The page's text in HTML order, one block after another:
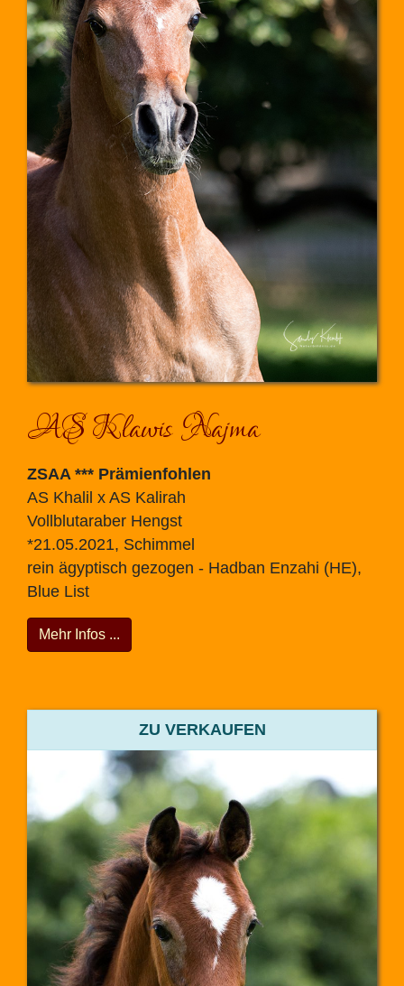
AS Klawis Najma
ZSAA *** Prämienfohlen
AS Khalil x AS Kalirah
Vollblutaraber Hengst
*21.05.2021, Schimmel
rein ägyptisch gezogen - Hadban Enzahi (HE),
Blue List
Mehr Infos ...
ZU VERKAUFEN